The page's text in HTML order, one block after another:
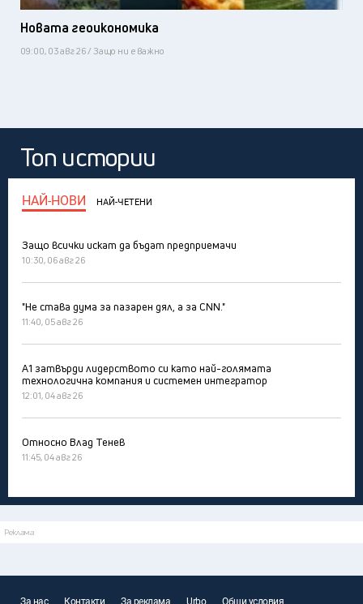
Новата геоикономика
09:00, 03 авг 26 / Защо ни е важно
Топ истории
НАЙ-НОВИ НАЙ-ЧЕТЕНИ
Защо всички искат да бъдат предприемачи
10:30, 06 авг 26
"Не става дума за пазарен дял, а за CNN."
11:40, 05 авг 26
А1 затвърди лидерството си като най-голямата
технологична компания и системен интегратор
12:01, 04 авг 26
Относно Влад Тенев
11:45, 04 авг 26
Реклама